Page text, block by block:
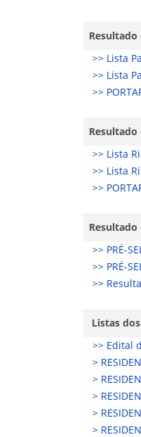
Resultado
>> Lista
>> Lista
>>
Resultado
>> Lista
>> Lista
>>
Resultado
>> PRÉ-
>> PRÉ-
>>
Listas
>> Edital
>
>
>
>
>